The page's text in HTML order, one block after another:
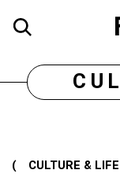
( CULTURE &